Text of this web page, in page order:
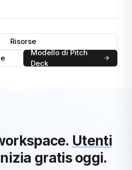
Risorse
Modello di Pitch
Deck
Utenti
gratis oggi.